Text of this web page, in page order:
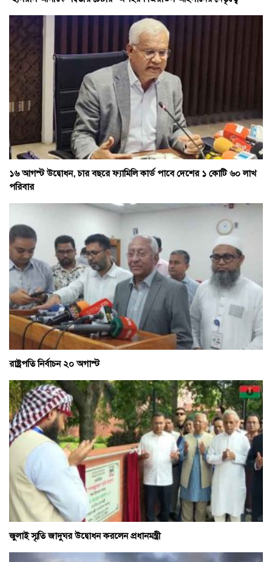
১৬ আগস্ট উদ্বোধন, চার বছরে ফ্যামিলি কার্ড পাবে দেশের ১ কোটি ৬০ লাখ
পরিবার
রাষ্ট্রপতি নির্বাচন ২০ অগাস্ট
জুলাই স্মৃতি জাদুঘর উদ্বোধন করলেন প্রধানমন্ত্রী